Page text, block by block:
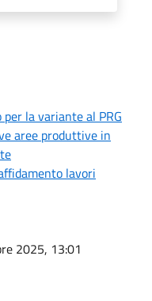
la variante al PRG
aree produttive in
lavori
2025, 13:01